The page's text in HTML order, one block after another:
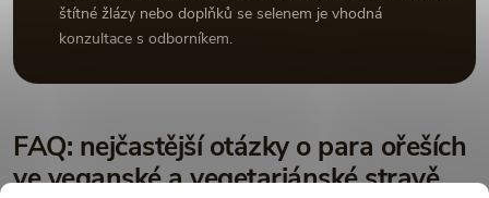
štítné žlázy nebo doplňků se selenem je vhodná
konzultace s odborníkem.
FAQ: nejčastější otázky o para ořeších
ve veganské a vegetariánské stravě